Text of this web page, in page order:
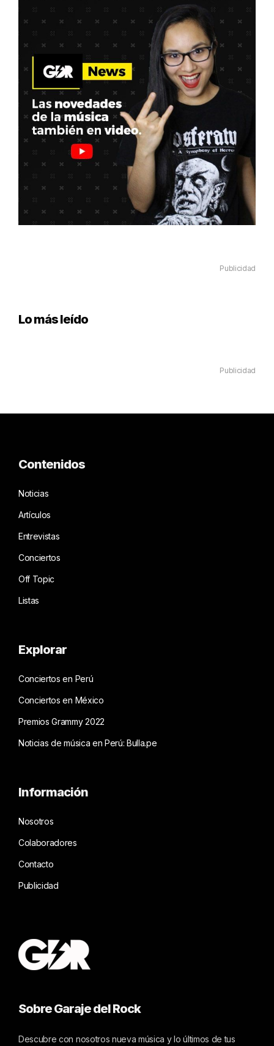
Publicidad
Lo más leído
Publicidad
Contenidos
Noticias
Artículos
Entrevistas
Conciertos
Off Topic
Listas
Explorar
Conciertos en Perú
Conciertos en México
Premios Grammy 2022
Noticias de música en Perú: Bulla.pe
Información
Nosotros
Colaboradores
Contacto
Publicidad
Sobre Garaje del Rock
Descubre con nosotros nueva música y lo últimos de tus